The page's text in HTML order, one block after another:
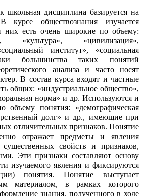
дисциплина базируется на
обществознания изучается
них есть очень широкие по объему:
«культура», «цивилизация»,
институт», «социальная
большинства таких понятий
анализа и часто носят
В состав курса входят и частные
общих: «индустриальное общество»,
норма» и др. Используются и
объему понятия: «демографическая
долг» и др., имеющие при
отличительных признаков. Понятие
отражает предметы и явления
свойств и признаков,
Эти признаки составляют основу
изучаемого явления и фиксируются
понятия. Понятие выступает
материалом, в рамках которого
знания, полученного в ходе